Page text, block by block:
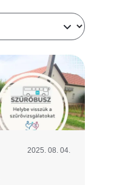
2025. 08. 04.